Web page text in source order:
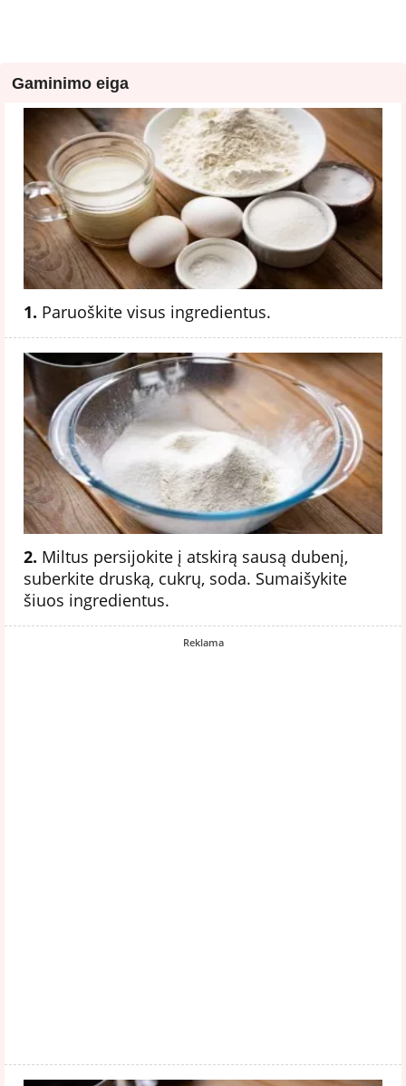
Gaminimo eiga
1. Paruoškite visus ingredientus.
2. Miltus persijokite į atskirą sausą dubenį,
suberkite druską, cukrų, soda. Sumaišykite
šiuos ingredientus.
Reklama